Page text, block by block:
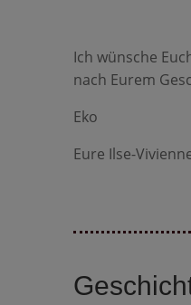
Ich wünsche
nach Eurem
Eko
Eure Ilse-